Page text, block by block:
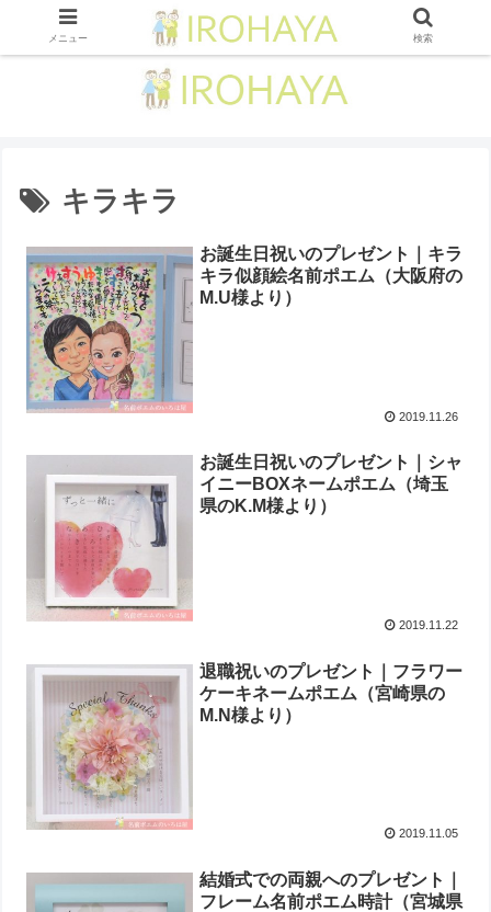
キラキラ
お誕生日祝いのプレゼント｜キラ
キラ似顔絵名前ポエム（ 大阪府の
M.U様より ）
2019.11.26
お誕生日祝いのプレゼント｜シャ
イニーBOXネームポエム（ 埼玉
県のK.M様より ）
2019.11.22
退職祝いのプレゼント｜フラワー
ケーキネームポエム （宮崎県の
M.N様より ）
2019.11.05
結婚式での両親へのプレゼント｜
フレーム名前ポエム時計（宮城県
メニュー 検索